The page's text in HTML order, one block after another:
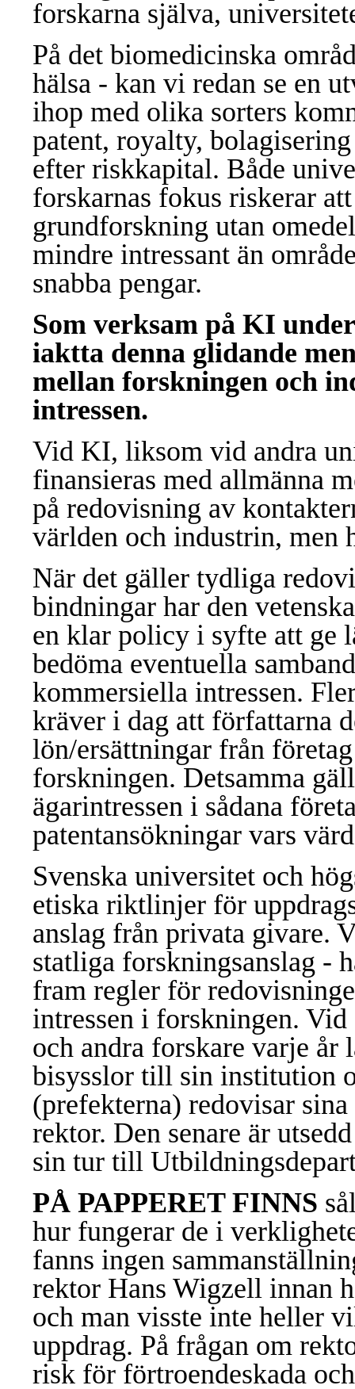
forskarna själva,
På det biomedicinska
hälsa - kan vi redan se en
ihop med olika sorters
patent, royalty,
efter riskkapital. Både
forskarnas fokus riskerar
grundforskning utan
mindre intressant än
snabba pengar.
Som verksam på KI
iaktta denna glidande
mellan forskningen och
intressen.
Vid KI, liksom vid andra
finansieras med allmänna
på redovisning av
världen och industrin, men
När det gäller tydliga
bindningar har den
en klar policy i syfte att ge
bedöma eventuella
kommersiella intressen.
kräver i dag att författarna
lön/ersättningar från
forskningen. Detsamma
ägarintressen i sådana
patentansökningar vars
Svenska universitet och
etiska riktlinjer för
anslag från privata givare.
statliga forskningsanslag -
fram regler för
intressen i forskningen.
och andra forskare varje
bisysslor till sin institution
(prefekterna) redovisar
rektor. Den senare är
sin tur till
PÅ PAPPERET FINNS
hur fungerar de i
fanns ingen
rektor Hans Wigzell innan
och man visste inte heller
uppdrag. På frågan om
risk för förtroendeskada